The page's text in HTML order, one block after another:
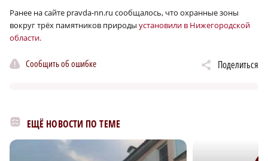
Ранее на сайте pravda-nn.ru сообщалось, что охранные зоны
вокруг трёх памятников природы установили в Нижегородской
области.
Сообщить об ошибке Поделиться
ЕЩЁ НОВОСТИ ПО ТЕМЕ